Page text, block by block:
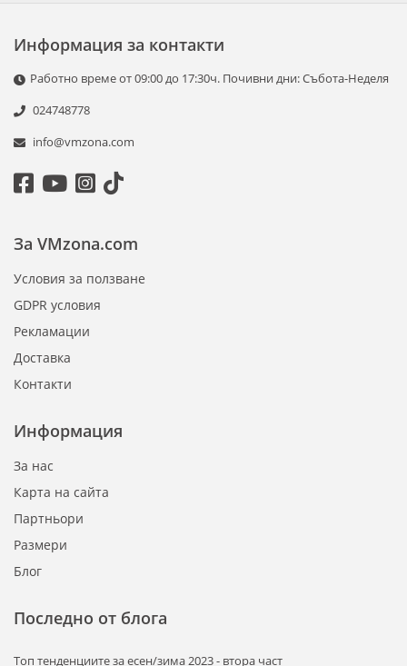
Информация за контакти
Работно време от 09:00 до 17:30ч. Почивни дни: Събота-Неделя
024748778
info@vmzona.com
Информация
За нас
Карта на сайта
Партньори
Размери
Блог
За VMzona.com
Условия за ползване
GDPR условия
Рекламации
Доставка
Контакти
Последно от блога
Tоп тенденциите за есен/зима 2023 - втора част